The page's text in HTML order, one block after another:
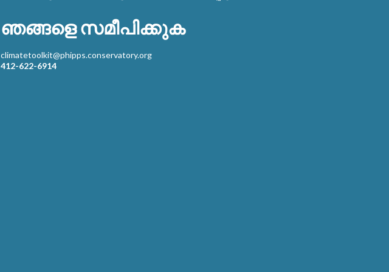
ഞങ്ങളെ സമീപിക്കുക
climatetoolkit@phipps.conservatory.org
412-622-6914